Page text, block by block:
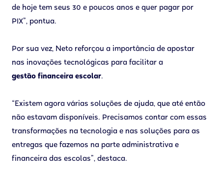
de hoje tem seus 30 e poucos anos e quer pagar por
PIX”, pontua.
Por sua vez, Neto reforçou a importância de apostar
nas inovações tecnológicas para facilitar a
gestão financeira escolar.
“Existem agora várias soluções de ajuda, que até então
não estavam disponíveis. Precisamos contar com essas
transformações na tecnologia e nas soluções para as
entregas que fazemos na parte administrativa e
financeira das escolas”, destaca.